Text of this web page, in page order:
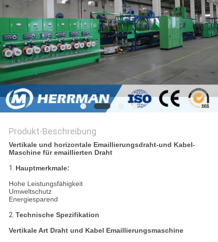
PRIVACY
POLICY
Produkt-Beschreibung
Vertikale und horizontale Emaillierungsdraht-und Kabel-
Maschine für emaillierten Draht
1. Hauptmerkmale:
Hohe Leistungsfähigkeit
Umweltschutz
Energiesparend
2. Technische Spezifikation
Vertikale Art Draht und Kabel Emaillierungsmaschine